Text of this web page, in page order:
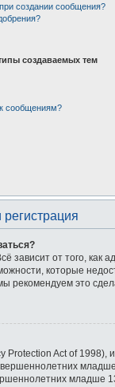
создании сообщения?
создаваемых тем
сообщениям?
зависит от того,
которые
рекомендуем это
Protection Act of
младше
младше